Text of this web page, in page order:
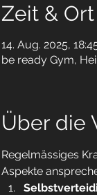
Zeit & Ort
14. Aug. 2025,
be ready Gym,
Über die
Regelmässiges
Aspekte